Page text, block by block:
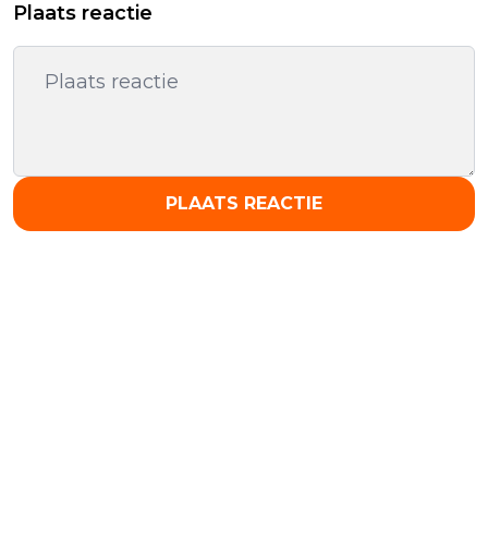
Plaats reactie
PLAATS REACTIE